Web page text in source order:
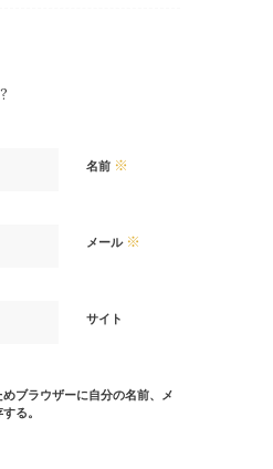
名前 ※
メール ※
サイト
ブラウザーに自分の名前、メ
る。